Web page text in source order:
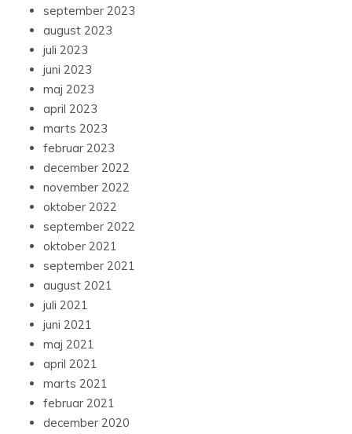
september 2023
august 2023
juli 2023
juni 2023
maj 2023
april 2023
marts 2023
februar 2023
december 2022
november 2022
oktober 2022
september 2022
oktober 2021
september 2021
august 2021
juli 2021
juni 2021
maj 2021
april 2021
marts 2021
februar 2021
december 2020